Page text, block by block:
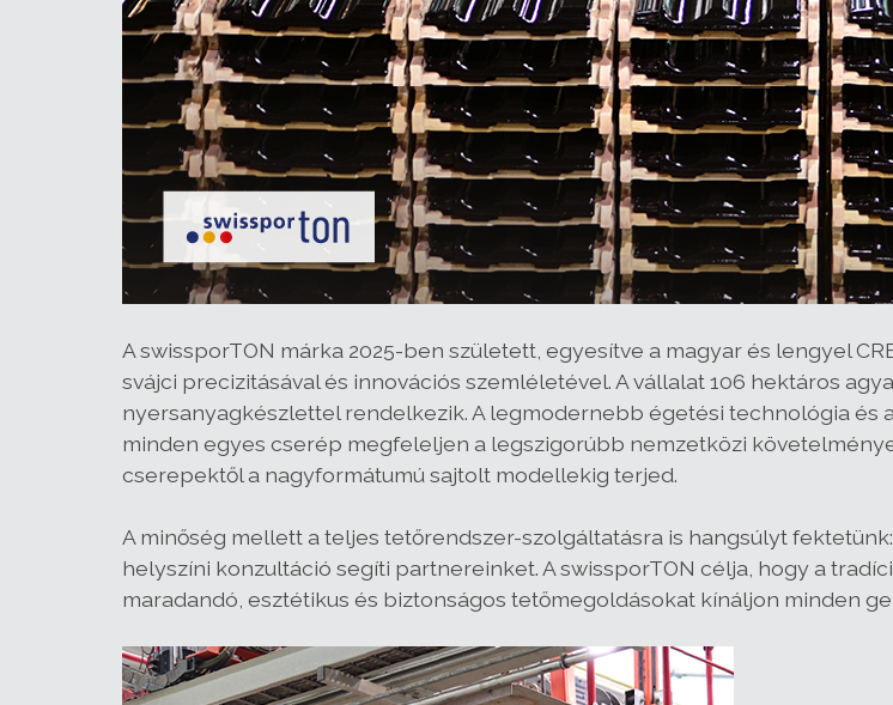
A swissporTON márka 2025-ben született, egyesítve a magyar és lengyel
svájci precizitásával és innovációs szemléletével. A vállalat 106 hektáros
nyersanyagkészlettel rendelkezik. A legmodernebb égetési technológia és
minden egyes cserép megfeleljen a legszigorúbb nemzetközi
cserepektől a nagyformátumú sajtolt modellekig terjed.
A minőség mellett a teljes tetőrendszer-szolgáltatásra is hangsúlyt
helyszíni konzultáció segíti partnereinket. A swissporTON célja, hogy a
maradandó, esztétikus és biztonságos tetőmegoldásokat kínáljon minden